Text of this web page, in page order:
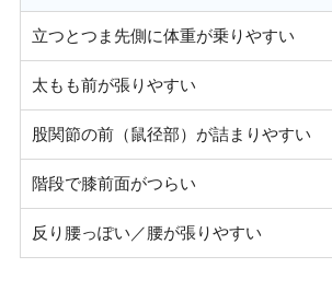
立つとつま先側に体重が乗りやすい
太もも前が張りやすい
股関節の前（鼠径部）が詰まりやすい
階段で膝前面がつらい
反り腰っぽい／腰が張りやすい